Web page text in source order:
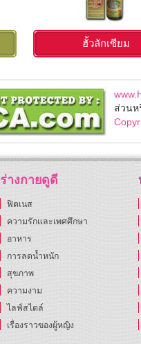
ฮั้วลักเซียม
ส่วนห
ร่างกายดูดี
ฟิตเนส
ความรักและเพศศึกษา
อาหาร
การลดน้ำหนัก
สุขภาพ
ความงาม
ไลฟ์สไตล์
เรื่องราวของผู้หญิง